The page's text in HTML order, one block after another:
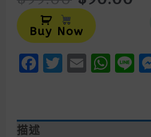
Price
Was:
$99.00.
Buy Now
Facebook
Twitter
Email
描述